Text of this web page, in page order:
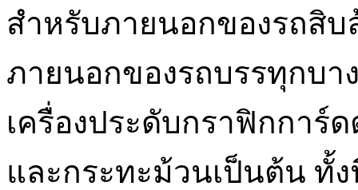
สำหรับภายนอกของรถสิบ
ภายนอกของรถบรรทุกบา
เครื่องประดับกราฟิกการ์
และกระทะม้วนเป็นต้น ทั้